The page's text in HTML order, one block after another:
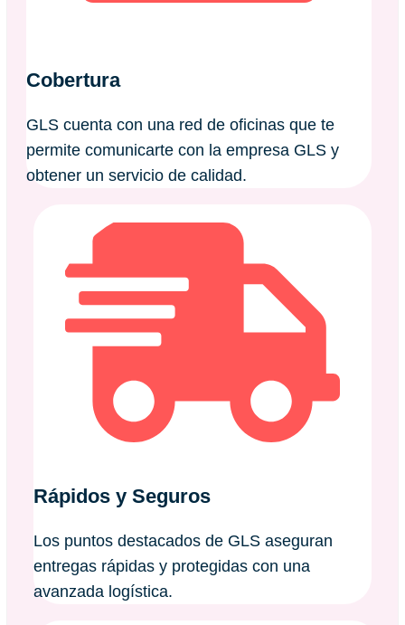
Cobertura
GLS cuenta con una red de oficinas que te
permite comunicarte con la empresa GLS y
obtener un servicio de calidad.
Rápidos y Seguros
Los puntos destacados de GLS aseguran
entregas rápidas y protegidas con una
avanzada logística.